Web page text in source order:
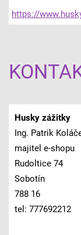
https://
Husky zážitky
Ing. Patrik
majitel e-shopu
Rudoltice 74
Sobotín
788 16
tel: 777692212